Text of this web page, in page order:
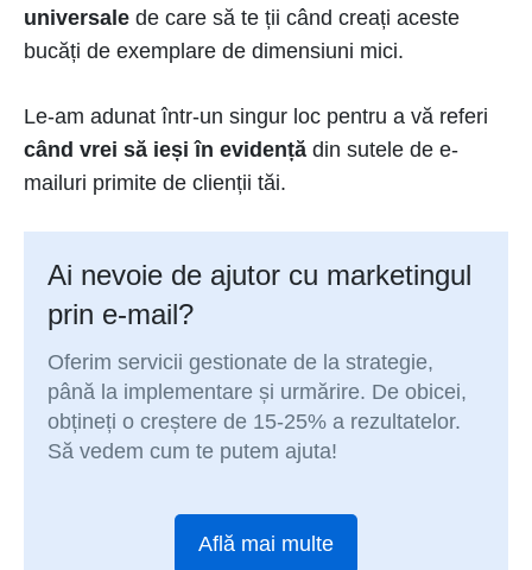
universale de care să te ții când creați aceste
bucăți de exemplare de dimensiuni mici.
Le-am adunat într-un singur loc pentru a vă referi
când vrei să ieși în evidență din sutele de e-
mailuri primite de clienții tăi.
Ai nevoie de ajutor cu marketingul
prin e-mail?
Oferim servicii gestionate de la strategie,
până la implementare și urmărire. De obicei,
obțineți o creștere de 15-25% a rezultatelor.
Să vedem cum te putem ajuta!
Află mai multe